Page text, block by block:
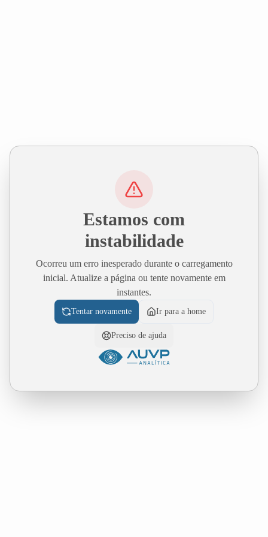
Estamos com
instabilidade
Ocorreu um erro inesperado durante o carregamento
inicial. Atualize a página ou tente novamente em
instantes.
Tentar novamente Ir para a home
Preciso de ajuda